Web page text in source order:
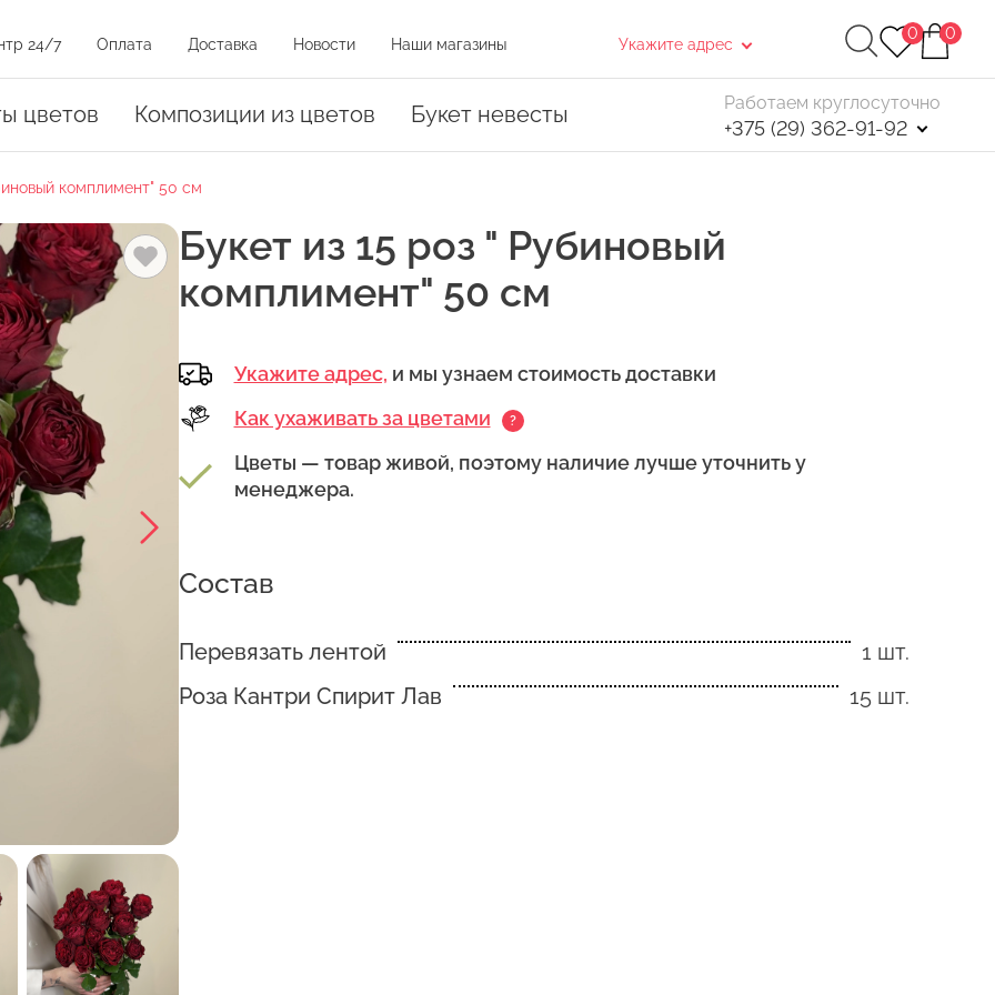
24/7 Оплата Доставка Новости Наши магазины Укажите адрес
0 0
цветов Композиции из цветов Букет невесты Работаем круглосуточно
+375 (29) 362-91-92
комплимент" 50 см
Букет из 15 роз " Рубиновый
комплимент" 50 см
Укажите адрес, и мы узнаем стоимость доставки
Как ухаживать за цветами
?
Цветы — товар живой, поэтому наличие лучше уточнить у
менеджера.
Состав
Перевязать лентой
1 шт.
Роза Кантри Спирит Лав
15 шт.
на карте
на магазин на карте или нажать на адрес в списке магазинов. После чего, в открывшемся окне нажмите